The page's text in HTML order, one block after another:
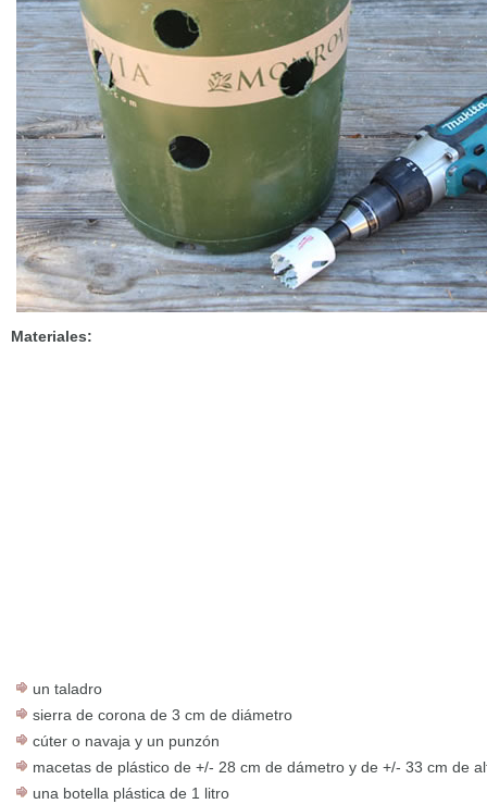
Materiales:
un taladro
sierra de corona de 3 cm de diámetro
cúter o navaja y un punzón
macetas de plástico de +/- 28 cm de dámetro y de +/- 33 cm de
una botella plástica de 1 litro